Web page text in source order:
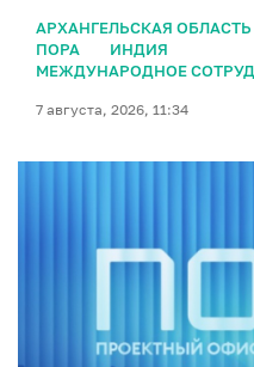
АРХАНГЕЛЬСКАЯ ОБЛАСТЬ
ПОРА
ИНДИЯ
МЕЖДУНАРОДНОЕ
7 августа, 2026, 11:34